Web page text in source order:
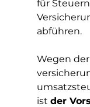
für
abführen.
Wegen der
ist der